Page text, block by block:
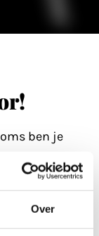
Over
ben je